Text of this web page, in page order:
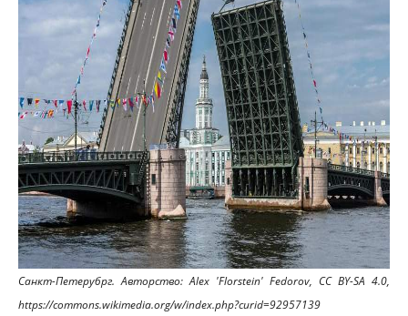
Санкт-Петерубрг. Авторство: Alex 'Florstein' Fedorov, CC BY-SA 4.0,
https://commons.wikimedia.org/w/index.php?curid=92957139